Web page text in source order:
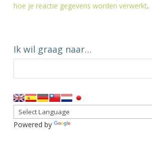
hoe je reactie gegevens worden verwerkt.
Ik wil graag naar…
Powered by